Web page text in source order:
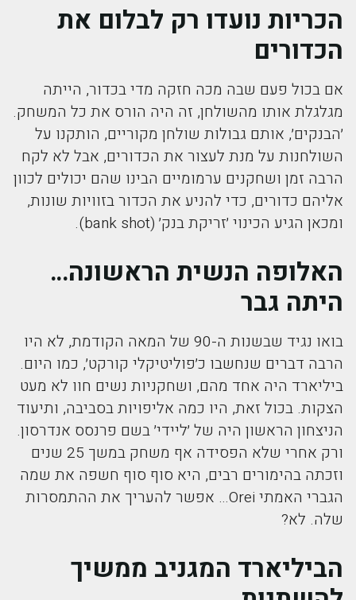
הכריות נועדו רק לבלום את
הכדורים
אם בכול פעם שבה מכה חזקה מדי בכדור, הייתה
מגלגלת אותו מהשולחן, זה היה הורס את כל המשחק.
׳הבנקים׳, אותם גבולות שולחן מקוריים, הותקנו על
השולחנות על מנת לעצור את הכדורים, אבל לא לקח
הרבה זמן ושחקנים ערמומיים הבינו שהם יכולים לכוון
אליהם כדורים, כדי להניע את הכדור בזוויות שונות,
ומכאן הגיע הכינוי ׳זריקת בנק׳ (bank shot).
האלופה הנשית הראשונה…
היתה גבר
בואו נגיד שבשנות ה-90 של המאה הקודמת, לא היו
הרבה דברים שנחשבו כ׳פוליטיקלי קורקט׳, כמו היום.
ביליארד היה אחד מהם, ושחקניות נשים חוו לא מעט
הצקות. בכול זאת, היו כמה אליפויות בסביבה, ותיעוד
הניצחון הראשון היה של ׳ליידי׳ בשם פרנסס אנדרסון.
ורק אחרי שלא הפסידה אף משחק במשך 25 שנים
וזכתה בהימורים רבים, היא סוף סוף חשפה את שמה
הגברי האמתי Orei… אפשר להעריך את ההתמסרות
שלה. לא?
הביליארד המגניב ממשיך